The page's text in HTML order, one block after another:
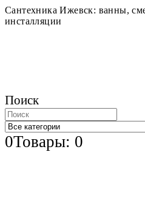
Сантехника Ижевск: ванны,
инсталляции
Поиск
0Товары: 0